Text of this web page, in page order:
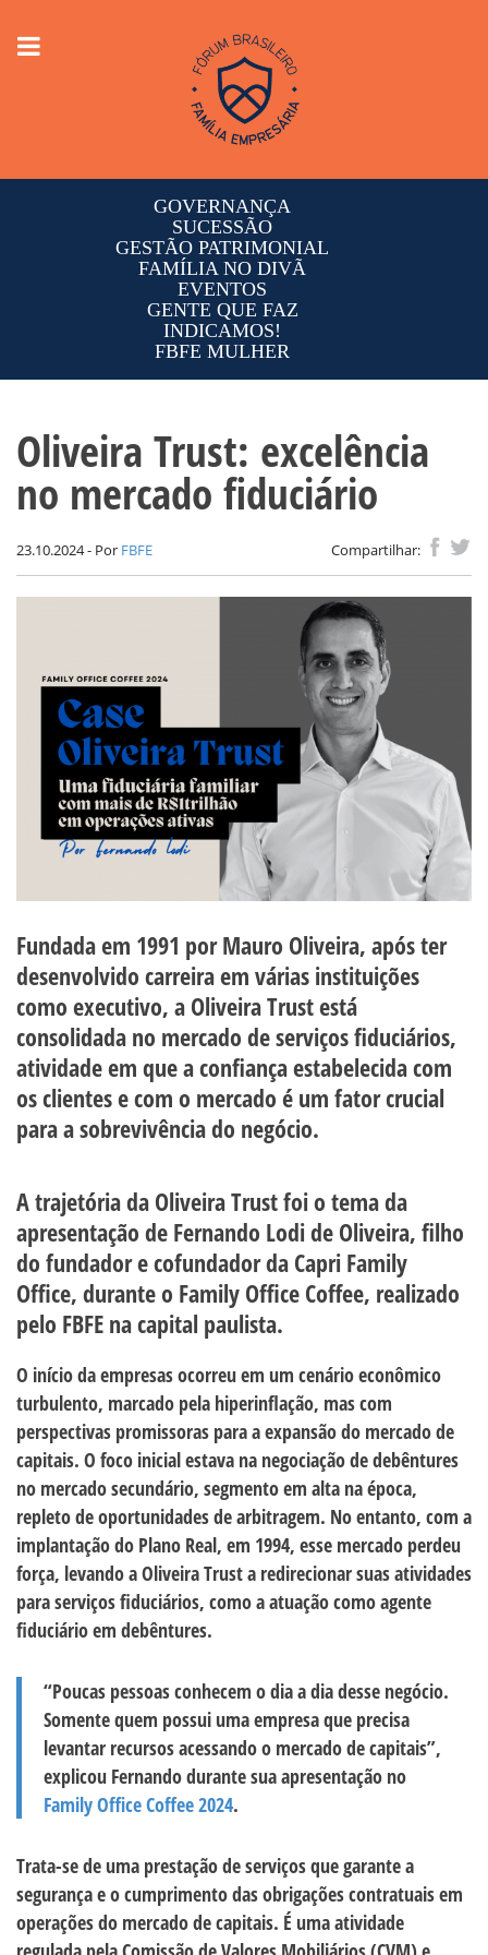
Toggle
navigation
GOVERNANÇA
SUCESSÃO
GESTÃO PATRIMONIAL
FAMÍLIA NO DIVÃ
EVENTOS
GENTE QUE FAZ
INDICAMOS!
FBFE MULHER
Oliveira Trust: excelência
no mercado fiduciário
23.10.2024 - Por FBFE Compartilhar:
Fundada em 1991 por Mauro Oliveira, após ter
desenvolvido carreira em várias instituições
como executivo, a Oliveira Trust está
consolidada no mercado de serviços fiduciários,
atividade em que a confiança estabelecida com
os clientes e com o mercado é um fator crucial
para a sobrevivência do negócio.
A trajetória da Oliveira Trust foi o tema da
apresentação de Fernando Lodi de Oliveira, filho
do fundador e cofundador da Capri Family
Office, durante o Family Office Coffee, realizado
pelo FBFE na capital paulista.
O início da empresas ocorreu em um cenário econômico
turbulento, marcado pela hiperinflação, mas com
perspectivas promissoras para a expansão do mercado de
capitais. O foco inicial estava na negociação de debêntures
no mercado secundário, segmento em alta na época,
repleto de oportunidades de arbitragem. No entanto, com a
implantação do Plano Real, em 1994, esse mercado perdeu
força, levando a Oliveira Trust a redirecionar suas atividades
para serviços fiduciários, como a atuação como agente
fiduciário em debêntures.
“Poucas pessoas conhecem o dia a dia desse negócio.
Somente quem possui uma empresa que precisa
levantar recursos acessando o mercado de capitais”,
explicou Fernando durante sua apresentação no
Family Office Coffee 2024.
Trata-se de uma prestação de serviços que garante a
segurança e o cumprimento das obrigações contratuais em
operações do mercado de capitais. É uma atividade